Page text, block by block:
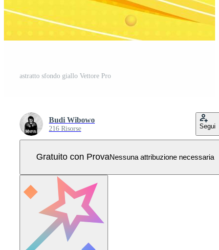
astratto sfondo giallo Vettore Pro
Budi Wibowo
216 Risorse Segui
Gratuito con ProvaNessuna attribuzione necessaria